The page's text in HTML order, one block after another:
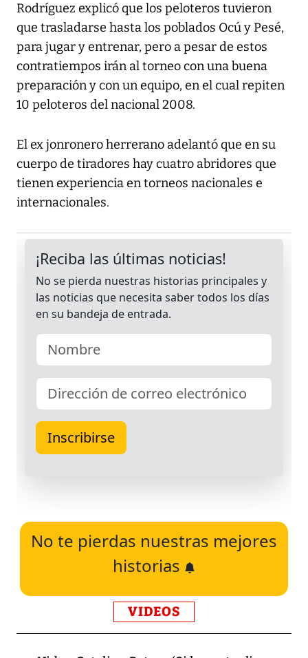
Rodríguez explicó que los peloteros tuvieron
que trasladarse hasta los poblados Ocú y Pesé,
para jugar y entrenar, pero a pesar de estos
contratiempos irán al torneo con una buena
preparación y con un equipo, en el cual repiten
10 peloteros del nacional 2008.
El ex jonronero herrerano adelantó que en su
cuerpo de tiradores hay cuatro abridores que
tienen experiencia en torneos nacionales e
internacionales.
No te pierdas nuestras mejores
historias
VIDEOS